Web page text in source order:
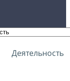
Деятельность